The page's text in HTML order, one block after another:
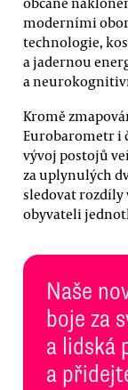
moderními
technologie,
a jadernou
a
Kromě
Eurobarometr i
vývoj postojů
za uplynulých
sledovat rozdíly
obyvateli
Naše
boje za
a lidská
a